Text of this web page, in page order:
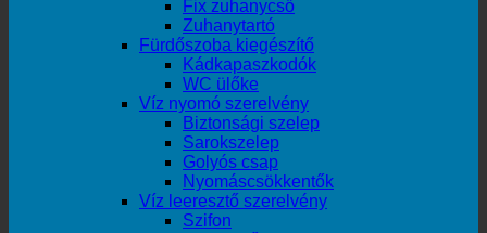
Fix zuhanycső
Zuhanytartó
Fürdőszoba kiegészítő
Kádkapaszkodók
WC ülőke
Víz nyomó szerelvény
Biztonsági szelep
Sarokszelep
Golyós csap
Nyomáscsökkentők
Víz leeresztő szerelvény
Szifon